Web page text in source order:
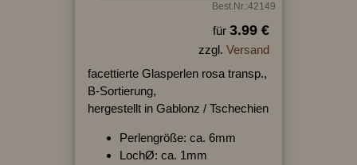
Best.Nr.:42149
für 3.99 €
zzgl. Versand
facettierte Glasperlen rosa transp.,
B-Sortierung,
hergestellt in Gablonz / Tschechien
Perlengröße: ca. 6mm
LochØ: ca. 1mm